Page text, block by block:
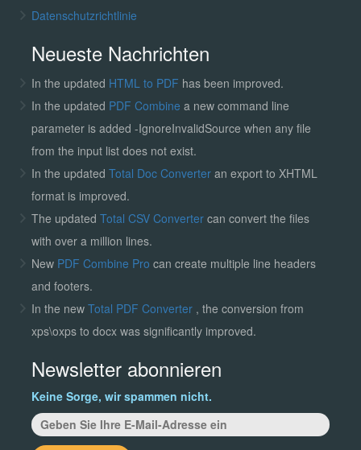
Datenschutzrichtlinie
Neueste Nachrichten
In the updated HTML to PDF has been improved.
In the updated PDF Combine a new command line
parameter is added -IgnoreInvalidSource when any file
from the input list does not exist.
In the updated Total Doc Converter an export to XHTML
format is improved.
The updated Total CSV Convertercan convert the files
with over a million lines.
New PDF Combine Pro can create multiple line headers
and footers.
In the new Total PDF Converter , the conversion from
xps\oxps to docx was significantly improved.
Newsletter abonnieren
Keine Sorge, wir spammen nicht.